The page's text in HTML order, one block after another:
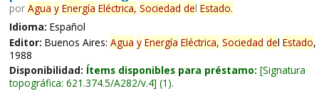
por Agua y Energía Eléctrica, Sociedad del Estado.
Idioma: Español
Editor: Buenos Aires: Agua y Energía Eléctrica, Sociedad del Estado,
1988
Disponibilidad: Ítems disponibles para préstamo: Signatura
topográfica: 621.374.5/A282/v.4 (1).